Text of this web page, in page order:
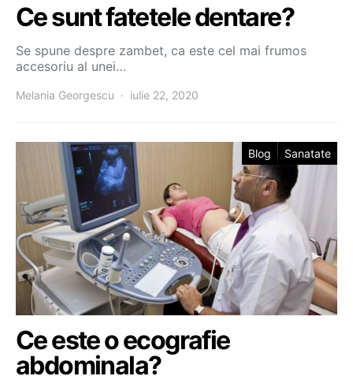
Ce sunt fatetele dentare?
Se spune despre zambet, ca este cel mai frumos
accesoriu al unei…
Melania Georgescu iulie 22, 2020
Blog Sanatate
Ce este o ecografie
abdominala?